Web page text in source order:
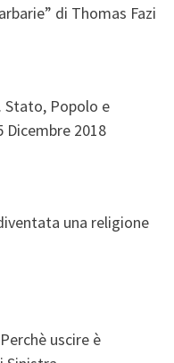
di Thomas Fazi
Stato, Popolo e
2018
una religione
uscire è